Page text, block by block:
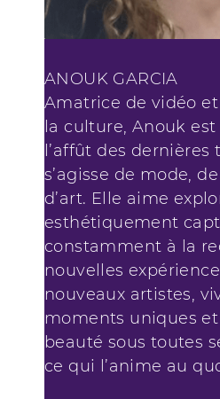
ANOUK GARCIA
Amatrice de vidéo
la culture, Anouk
l’affût des dernières
s’agisse de mode,
d’art. Elle aime
esthétiquement
constamment à la
nouvelles
nouveaux artistes,
moments uniques
beauté sous toutes
ce qui l’anime au